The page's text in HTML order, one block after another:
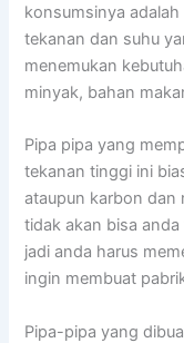
konsumsinya
tekanan dan suhu
menemukan
minyak, bahan
Pipa pipa yang
tekanan tinggi ini
ataupun karbon dan
tidak akan bisa
jadi anda harus
ingin membuat
Pipa-pipa yang